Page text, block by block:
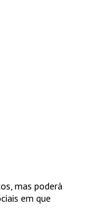
mas poderá
em que